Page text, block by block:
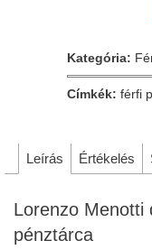
Kategória:
Címkék: férfi
Leírás Értékelés
Lorenzo Menotti
pénztárca